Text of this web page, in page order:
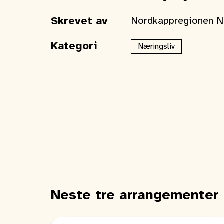
Skrevet av Nordkappregionen
Kategori Næringsliv
Neste tre arrangementer